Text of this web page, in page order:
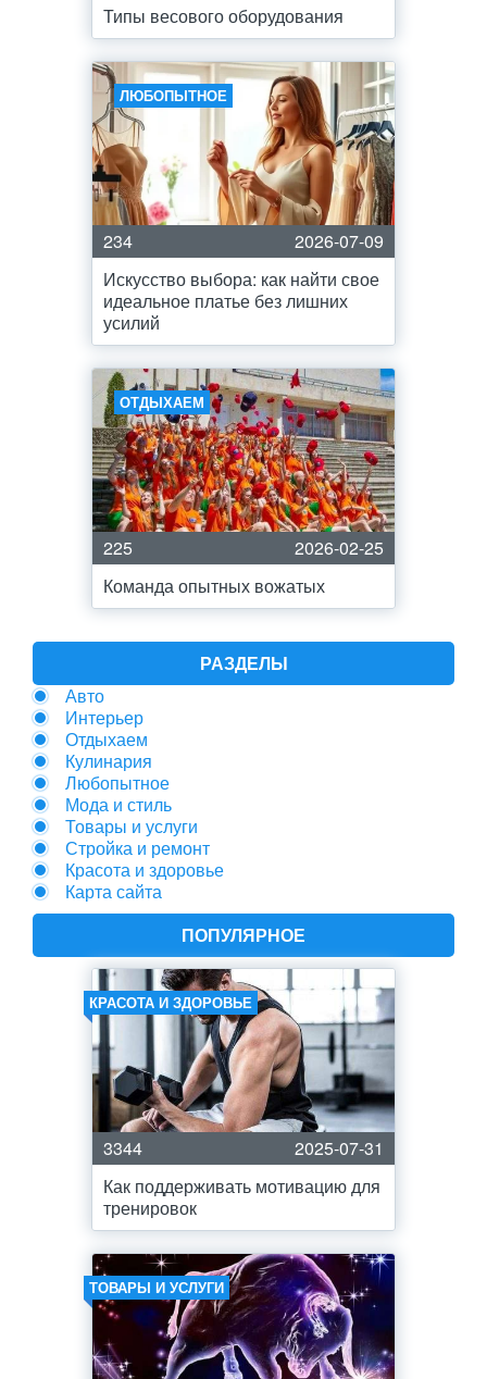
Типы весового оборудования
ЛЮБОПЫТНОЕ
234
2026-07-09
Искусство выбора: как найти свое
идеальное платье без лишних
усилий
ОТДЫХАЕМ
225
2026-02-25
Команда опытных вожатых
РАЗДЕЛЫ
Авто
Интерьер
Отдыхаем
Кулинария
Любопытное
Мода и стиль
Товары и услуги
Стройка и ремонт
Красота и здоровье
Карта сайта
ПОПУЛЯРНОЕ
КРАСОТА И ЗДОРОВЬЕ
3344
2025-07-31
Как поддерживать мотивацию для
тренировок
ТОВАРЫ И УСЛУГИ